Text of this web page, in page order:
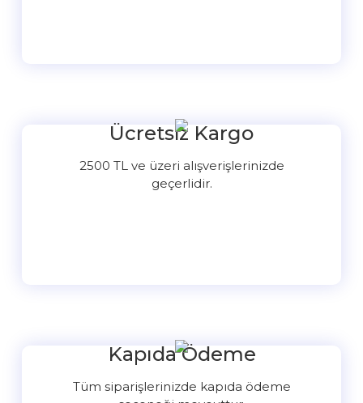
Ücretsiz Kargo
2500 TL ve üzeri alışverişlerinizde
geçerlidir.
Kapıda Ödeme
Tüm siparişlerinizde kapıda ödeme